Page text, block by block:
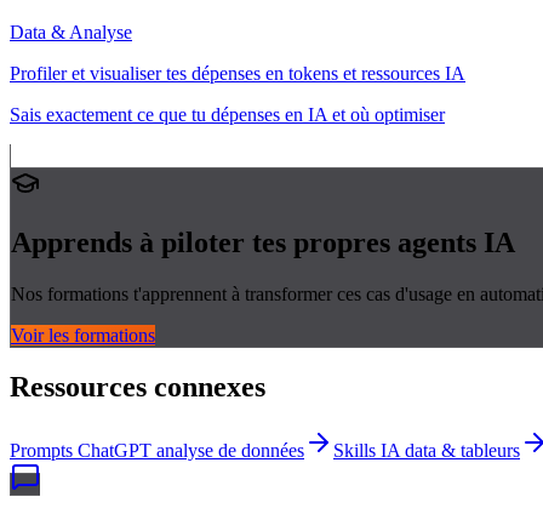
Data & Analyse
Profiler et visualiser tes dépenses en tokens et ressources IA
Sais exactement ce que tu dépenses en IA et où optimiser
Apprends à piloter tes propres agents IA
Nos formations t'apprennent à transformer ces cas d'usage en
Voir les formations
Ressources connexes
Prompts ChatGPT analyse de données Skills IA data & tableurs